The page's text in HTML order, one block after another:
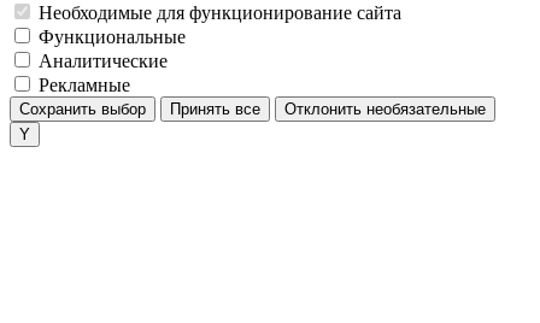
Необходимые для функционирование сайта
Функциональные
Аналитические
Рекламные
Сохранить выбор Принять все Отклонить необязательные